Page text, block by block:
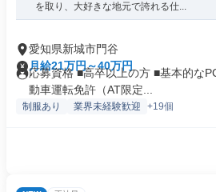
を取り、大好きな地元で誇れる仕...
愛知県新城市門谷
月給21万円～40万円
応募資格 ■高卒以上の方 ■基本的な
動車運転免許（AT限定...
制服あり 業界未経験歓迎 +19個